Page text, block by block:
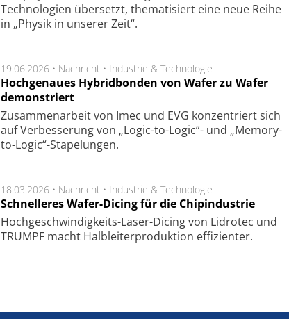
Technologien übersetzt, thematisiert eine neue Reihe
in „Physik in unserer Zeit“.
19.06.2026 • Nachricht • Industrie & Technologie
Hochgenaues Hybridbonden von Wafer zu Wafer
demonstriert
Zu­sam­men­arbeit von Imec und EVG kon­zen­triert sich
auf Ver­bes­se­rung von „Logic-to-Logic“- und „Memory-
to-Logic“-Sta­pe­lungen.
18.03.2026 • Nachricht • Industrie & Technologie
Schnelleres Wafer-Dicing für die Chipindustrie
Hoch­ge­schwin­dig­keits-Laser-Dicing von Lidrotec und
TRUMPF macht Halb­lei­ter­pro­duk­tion ef­fi­zien­ter.